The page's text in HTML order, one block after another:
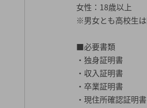
女性：18歳以上
※男女とも高校生は
■必要書類
・独身証明書
・収入証明書
・卒業証明書
・現住所確認証明書